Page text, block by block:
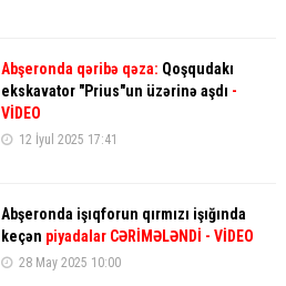
Abşeronda qəribə qəza: Qoşqudakı
ekskavator "Prius"un üzərinə aşdı -
VİDEO
12 İyul 2025 17:41
Abşeronda işıqforun qırmızı işığında
keçən piyadalar CƏRİMƏLƏNDİ - VİDEO
28 May 2025 10:00